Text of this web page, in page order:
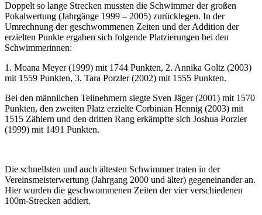
Doppelt so lange Strecken mussten die Schwimmer der großen
Pokalwertung (Jahrgänge 1999 – 2005) zurücklegen. In der
Umrechnung der geschwommenen Zeiten und der Addition der
erzielten Punkte ergaben sich folgende Platzierungen bei den
Schwimmerinnen:
1. Moana Meyer (1999) mit 1744 Punkten, 2. Annika Goltz (2003)
mit 1559 Punkten, 3. Tara Porzler (2002) mit 1555 Punkten.
Bei den männlichen Teilnehmern siegte Sven Jäger (2001) mit 1570
Punkten, den zweiten Platz erzielte Corbinian Hennig (2003) mit
1515 Zählern und den dritten Rang erkämpfte sich Joshua Porzler
(1999) mit 1491 Punkten.
Die schnellsten und auch ältesten Schwimmer traten in der
Vereinsmeisterwertung (Jahrgang 2000 und älter) gegeneinander an.
Hier wurden die geschwommenen Zeiten der vier verschiedenen
100m-Strecken addiert.